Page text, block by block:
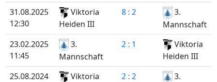
31.08.2025
12:30
Viktoria
Heiden III
8 : 2
3.
Mannschaft
23.02.2025
11:45
3.
Mannschaft
2 : 1
Viktoria
Heiden III
25.08.2024
Viktoria
2 : 2
3.